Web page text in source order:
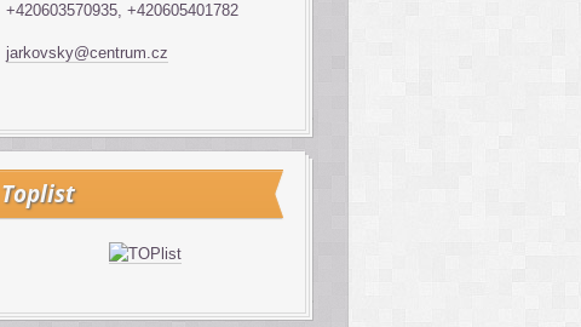
+420603570935, +420605401782
jarkovsky@centrum.cz
Toplist